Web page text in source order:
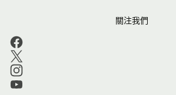
關注我們